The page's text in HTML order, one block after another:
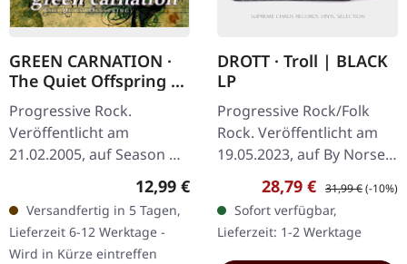
GREEN CARNATION ·
The Quiet Offspring |
CD
Progressive Rock.
Veröffentlicht am
21.02.2005, auf Season Of
Mist. CD im Jewelcase.
"The Quiet Offspring"
bietet eine fesselnde
Mischung aus…
Regulärer Preis:
12,99 €
Versandfertig in 5 Tagen,
Lieferzeit 6-12 Werktage -
Wird in Kürze eintreffen
DROTT · Troll | BLACK
LP
Progressive Rock/Folk
Rock. Veröffentlicht am
19.05.2023, auf By Norse
Music. Schwarzes Vinyl.
Die norwegische
Supergroup Drott liefert
mit "Troll"…
Verkaufspreis:
28,79 € Regulärer Preis:
31,99 €(-10%)
Sofort verfügbar,
Lieferzeit: 1-2 Werktage